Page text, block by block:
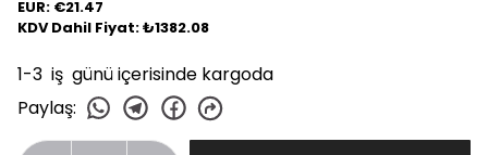
EUR: €21.47
KDV Dahil Fiyat: ₺1382.08
1-3 iş günü içerisinde kargoda
Paylaş: